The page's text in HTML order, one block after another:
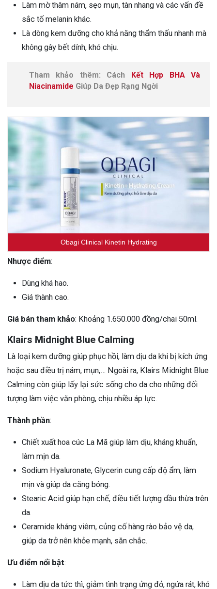
Làm mờ thâm nám, sẹo mụn, tàn nhang và các vấn đề
sắc tố melanin khác.
Là dòng kem dưỡng cho khả năng thẩm thấu nhanh mà
không gây bết dính, khó chịu.
Tham khảo thêm: Cách Kết Hợp BHA Và
Niacinamide Giúp Da Đẹp Rạng Ngời
Obagi Clinical Kinetin Hydrating
Nhược điểm:
Dùng khá hao.
Giá thành cao.
Giá bán tham khảo: Khoảng 1.650.000 đồng/chai 50ml.
Klairs Midnight Blue Calming
Là loại kem dưỡng giúp phục hồi, làm dịu da khi bị kích ứng
hoặc sau điều trị nám, mụn,… Ngoài ra, Klairs Midnight Blue
Calming còn giúp lấy lại sức sống cho da cho những đối
tượng làm việc văn phòng, chịu nhiều áp lực.
Thành phần:
Chiết xuất hoa cúc La Mã giúp làm dịu, kháng khuẩn,
làm mịn da.
Sodium Hyaluronate, Glycerin cung cấp độ ẩm, làm
mịn và giúp da căng bóng.
Stearic Acid giúp hạn chế, điều tiết lượng dầu thừa trên
da.
Ceramide kháng viêm, củng cố hàng rào bảo vệ da,
giúp da trở nên khỏe mạnh, săn chắc.
Ưu điểm nổi bật:
Làm dịu da tức thì, giảm tình trạng ửng đỏ, ngứa rát, khó